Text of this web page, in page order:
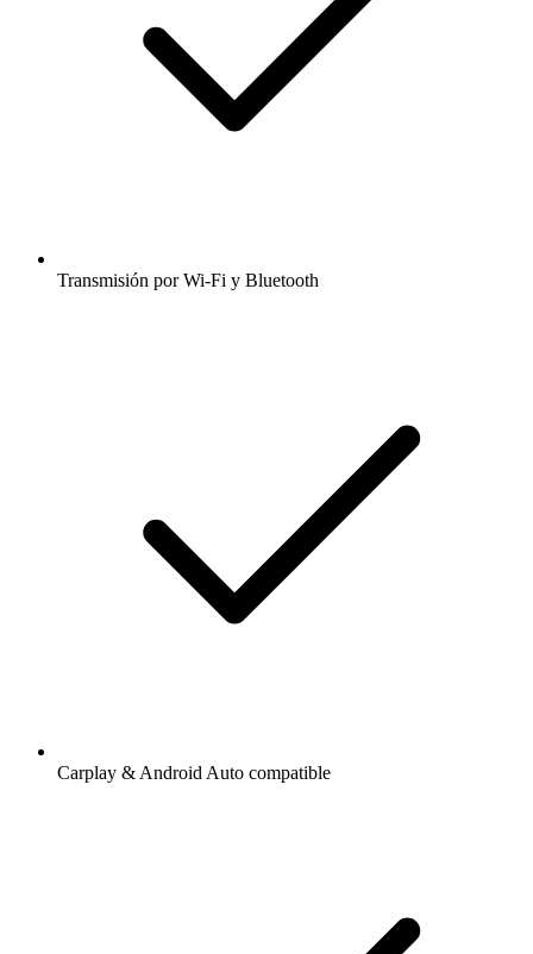
Transmisión por Wi-Fi y Bluetooth
Carplay & Android Auto compatible